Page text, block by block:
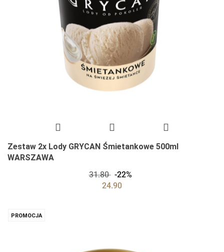
Zestaw 2x Lody GRYCAN Śmietankowe 500ml
WARSZAWA
31.80
-22%
24.90
PROMOCJA